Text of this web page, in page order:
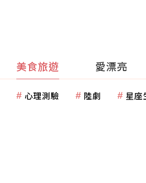
美食旅遊 愛漂亮
心理測驗 陸劇 星座